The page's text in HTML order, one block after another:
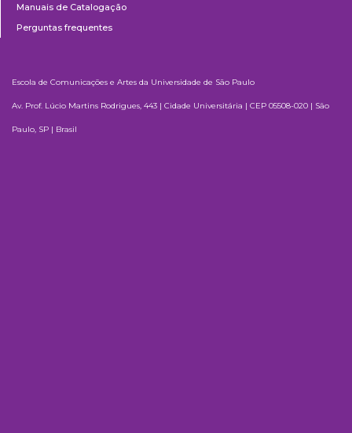
Manuais de Catalogação
Perguntas frequentes
Escola de Comunicações e Artes da Universidade de São Paulo
Av. Prof. Lúcio Martins Rodrigues, 443 | Cidade Universitária | CEP 05508-020 | São
Paulo, SP | Brasil